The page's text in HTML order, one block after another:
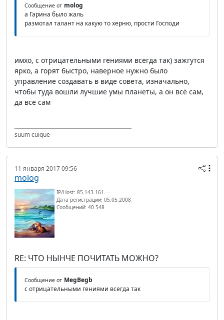
Сообщение от molog
а Гарина было жаль
размотал талант на какую то херню, прости Господи
имхо, с отрицательными гениями всегда так) зажгутся
ярко, а горят быстро, наверное нужно было
управление создавать в виде совета, изначально,
чтобы туда вошли лучшие умы планеты, а он всё сам,
да все сам
suum cuique
11 января 2017 09:56
molog
IP/Host: 85.143.161.---
Дата регистрации: 05.05.2008
Сообщений: 40 548
RE: ЧТО НЫНЧЕ ПОЧИТАТЬ МОЖНО?
Сообщение от MegBegb
с отрицательными гениями всегда так